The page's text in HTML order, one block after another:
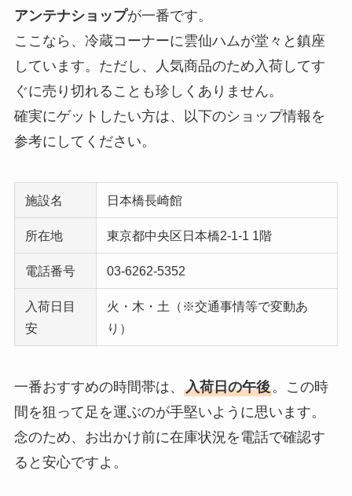
アンテナショップが一番です。
ここなら、冷蔵コーナーに雲仙ハムが堂々と鎮座
しています。ただし、人気商品のため入荷してす
ぐに売り切れることも珍しくありません。
確実にゲットしたい方は、以下のショップ情報を
参考にしてください。
施設名 日本橋長崎館
所在地 東京都中央区日本橋2-1-1 1階
電話番号 03-6262-5352
入荷日目
安
火・木・土（※交通事情等で変動あ
り）
一番おすすめの時間帯は、 入荷日の午後。この時
間を狙って足を運ぶのが手堅いように思います。
念のため、お出かけ前に在庫状況を電話で確認す
ると安心ですよ。